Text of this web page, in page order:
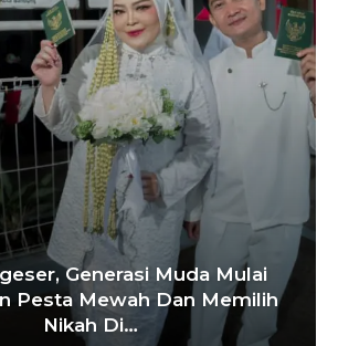
Generasi Muda Mulai
Pesta Mewah Dan Memilih
Nikah Di…